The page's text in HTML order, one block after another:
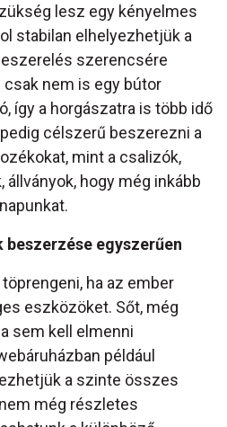
lesz egy kényelmes
stabilan elhelyezhetjük a
szerencsére
nem is egy bútor
így a horgászatra is több idő
célszerű beszerezni a
mint a csalizók,
hogy még inkább
egyszerűen
ha az ember
eszközöket. Sőt, még
sem kell elmenni
például
a szinte összes
még részletes